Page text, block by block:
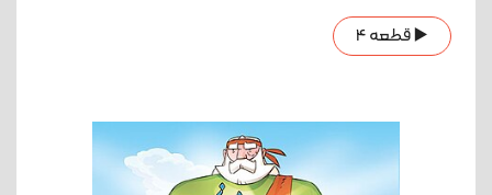
▶️ قطعه 4